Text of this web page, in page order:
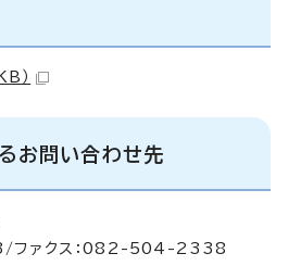
）
お問い合わせ先
ァクス：082-504-2338